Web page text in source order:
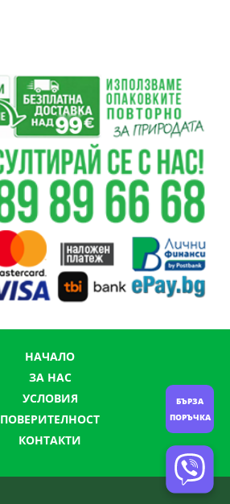
НАЧАЛО
ЗА НАС
УСЛОВИЯ
ПОВЕРИТЕЛНОСТ
КОНТАКТИ
БЪРЗА
ПОРЪЧКА